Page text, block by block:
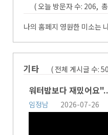
( 오늘 방문자 수: 206,
나의 홈페지 영원한 미소는
기타 ( 전체 게시글 수: 50
워터밤보다 재밌어요
임정남 2026-07-26